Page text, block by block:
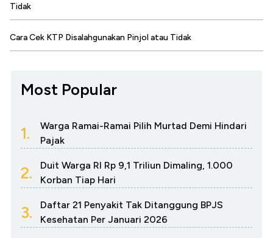
Tidak
Cara Cek KTP Disalahgunakan Pinjol atau Tidak
Most Popular
1.
Warga Ramai-Ramai Pilih Murtad Demi Hindari
Pajak
2.
Duit Warga RI Rp 9,1 Triliun Dimaling, 1.000
Korban Tiap Hari
3.
Daftar 21 Penyakit Tak Ditanggung BPJS
Kesehatan Per Januari 2026